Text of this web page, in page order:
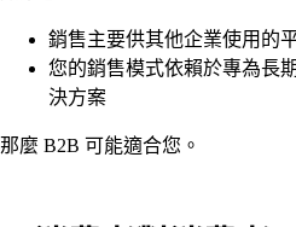
銷售主要供其他企業使用的
您的銷售模式依賴於專為長
決方案
那麼 B2B 可能適合您。